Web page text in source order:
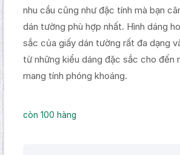
nhu cầu cũng như đặc tính mà bạn
dán tường phù hợp nhất. Hình dáng
sắc của giấy dán tường rất đa dạng
từ những kiểu dáng đặc sắc cho đến
mang tính phóng khoáng.
còn 100 hàng